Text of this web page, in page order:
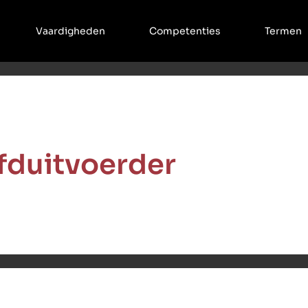
Vaardigheden Competenties Termen